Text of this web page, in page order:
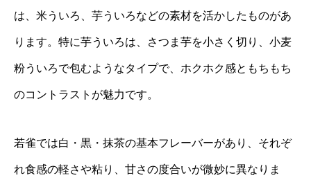
は、米ういろ、芋ういろなどの素材を活かしたものがあ
ります。特に芋ういろは、さつま芋を小さく切り、小麦
粉ういろで包むようなタイプで、ホクホク感ともちもち
のコントラストが魅力です。
若雀では白・黒・抹茶の基本フレーバーがあり、それぞ
れ食感の軽さや粘り、甘さの度合いが微妙に異なりま